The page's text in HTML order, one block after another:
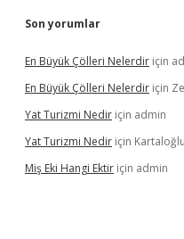
Son yorumlar
En Büyük Çölleri Nelerdir için
En Büyük Çölleri Nelerdir için
Yat Turizmi Nedir için admin
Yat Turizmi Nedir için Kartaloğlu
Miş Eki Hangi Ektir için admin